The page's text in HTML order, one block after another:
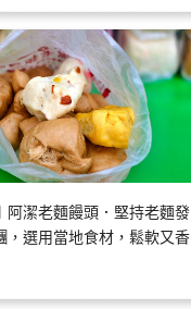
阿潔老麵饅頭．堅持老麵發
，選用當地食材，鬆軟又香